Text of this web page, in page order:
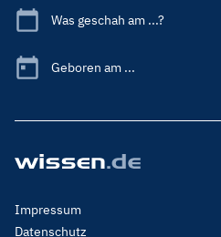
Was geschah am ...?
Geboren am ...
Footer
Menu
Impressum
Datenschutz